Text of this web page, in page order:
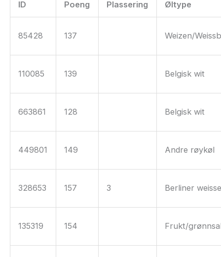
ID Poeng Plassering Øltype
85428 137 Weizen/
110085 139 Belgisk wit
663861 128 Belgisk wit
449801 149 Andre røykøl
328653 157 3 Berliner
135319 154 Frukt/